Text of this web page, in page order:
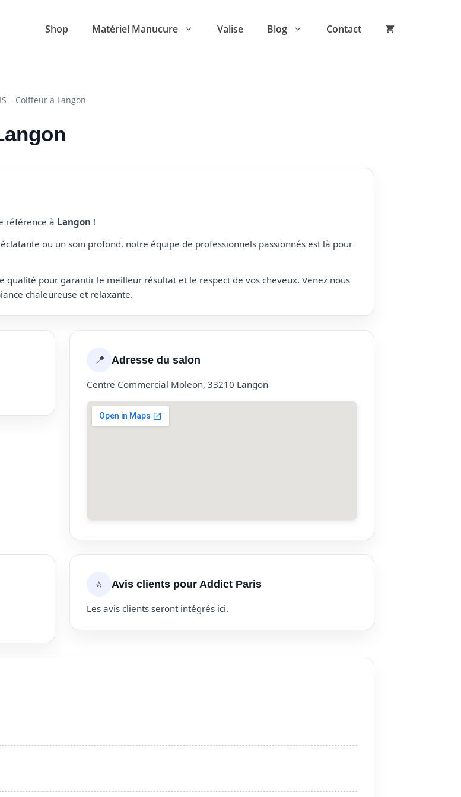
Shop Matériel Manucure Valise Blog Contact
– Coiffeur à Langon
référence à Langon !
ou un soin profond, notre équipe de professionnels passionnés est là pour
pour garantir le meilleur résultat et le respect de vos cheveux. Venez nous
chaleureuse et relaxante.
📍 Adresse du salon
Centre Commercial Moleon, 33210 Langon
⭐ Avis clients pour Addict Paris
Les avis clients seront intégrés ici.